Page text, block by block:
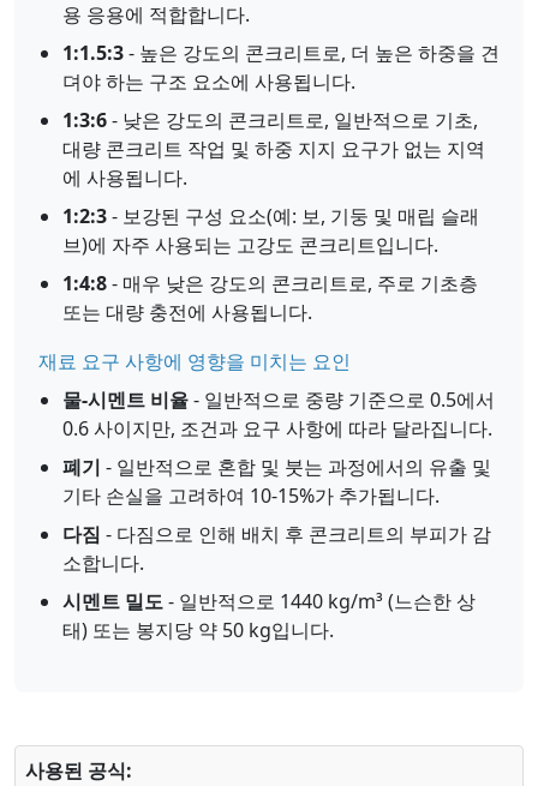
용 응용에 적합합니다.
1:1.5:3- 높은 강도의 콘크리트로, 더 높은 하중을 견
뎌야 하는 구조 요소에 사용됩니다.
1:3:6- 낮은 강도의 콘크리트로, 일반적으로 기초,
대량 콘크리트 작업 및 하중 지지 요구가 없는 지역
에 사용됩니다.
1:2:3- 보강된 구성 요소(예: 보, 기둥 및 매립 슬래
브)에 자주 사용되는 고강도 콘크리트입니다.
1:4:8- 매우 낮은 강도의 콘크리트로, 주로 기초층
또는 대량 충전에 사용됩니다.
재료 요구 사항에 영향을 미치는 요인
물-시멘트 비율- 일반적으로 중량 기준으로 0.5에서
0.6 사이지만, 조건과 요구 사항에 따라 달라집니다.
폐기 - 일반적으로 혼합 및 붓는 과정에서의 유출 및
기타 손실을 고려하여 10-15%가 추가됩니다.
다짐 - 다짐으로 인해 배치 후 콘크리트의 부피가 감
소합니다.
시멘트 밀도- 일반적으로 1440 kg/m³ (느슨한 상
태) 또는 봉지당 약 50 kg입니다.
사용된 공식: